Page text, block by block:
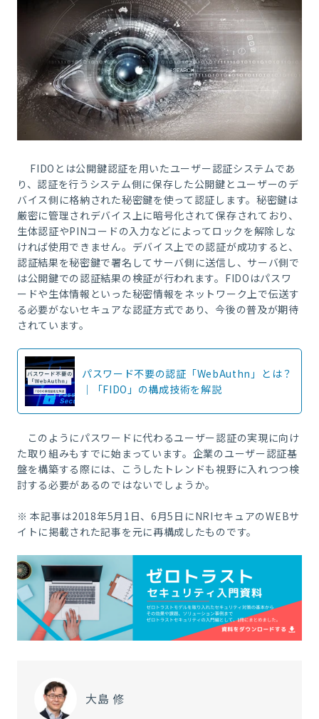
FIDOとは公開鍵認証を用いたユーザー認証システムであ
り、認証を行うシステム側に保存した公開鍵とユーザーのデ
バイス側に格納された秘密鍵を使って認証します。秘密鍵は
厳密に管理されデバイス上に暗号化されて保存されており、
生体認証やPINコードの入力などによってロックを解除しな
ければ使用できません。デバイス上での認証が成功すると、
認証結果を秘密鍵で署名してサーバ側に送信し、サーバ側で
は公開鍵での認証結果の検証が行われます。FIDOはパスワ
ードや生体情報といった秘密情報をネットワーク上で伝送す
る必要がないセキュアな認証方式であり、今後の普及が期待
されています。
パスワード不要の認証「WebAuthn」とは？
｜「FIDO」の構成技術を解説
このようにパスワードに代わるユーザー認証の実現に向け
た取り組みもすでに始まっています。企業のユーザー認証基
盤を構築する際には、こうしたトレンドも視野に入れつつ検
討する必要があるのではないでしょうか。
※ 本記事は2018年5月1日、6月5日にNRIセキュアのWEBサ
イトに掲載された記事を元に再構成したものです。
大島 修